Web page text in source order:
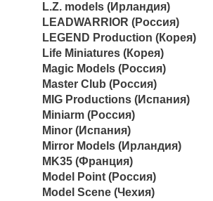
L.Z. models (Ирландия)
LEADWARRIOR (Россия)
LEGEND Production (Корея)
Life Miniatures (Корея)
Magic Models (Россия)
Master Club (Россия)
MIG Productions (Испания)
Miniarm (Россия)
Minor (Испания)
Mirror Models (Ирландия)
MK35 (Франция)
Model Point (Россия)
Model Scene (Чехия)